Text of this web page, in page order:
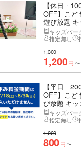
【休日・
OFF】こど
遊び放題 キ
キッズパー
指定無し
1,300
1,200円 〜
【平日・
OFF】こど
び放題 キッ
キッズパー
指定無し
1,000
800円 〜